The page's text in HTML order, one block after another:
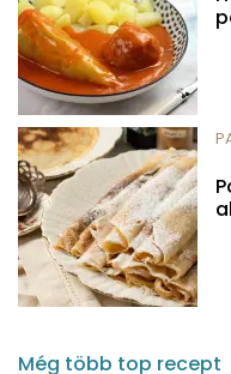
Még több top recept